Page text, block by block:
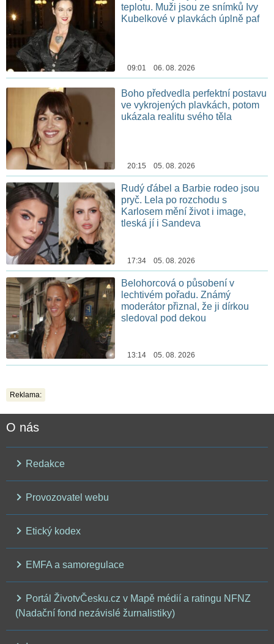
teplotu. Muži jsou ze snímků Ivy
Kubelkové v plavkách úplně paf
09:01 06. 08. 2026
Boho předvedla perfektní postavu
ve vykrojených plavkách, potom
ukázala realitu svého těla
20:15 05. 08. 2026
Rudý ďábel a Barbie rodeo jsou
pryč. Lela po rozchodu s
Karlosem mění život i image,
tleská jí i Sandeva
17:34 05. 08. 2026
Belohorcová o působení v
lechtivém pořadu. Známý
moderátor přiznal, že ji dírkou
sledoval pod dekou
13:14 05. 08. 2026
Reklama:
O nás
Redakce
Provozovatel webu
Etický kodex
EMFA a samoregulace
Portál ŽivotvČesku.cz v Mapě médií a ratingu NFNZ
(Nadační fond nezávislé žurnalistiky)